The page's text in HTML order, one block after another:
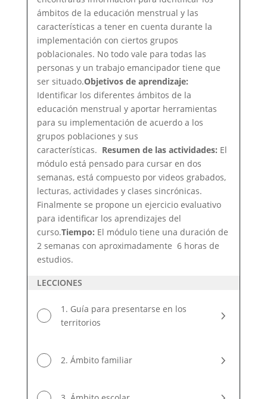
ámbitos de la educación menstrual y las
características a tener en cuenta durante la
implementación con ciertos grupos
poblacionales. No todo vale para todas las
personas y un trabajo emancipador tiene que
ser situado.Objetivos de aprendizaje:
Identificar los diferentes ámbitos de la
educación menstrual y aportar herramientas
para su implementación de acuerdo a los
grupos poblaciones y sus
características. Resumen de las actividades: El
módulo está pensado para cursar en dos
semanas, está compuesto por videos grabados,
lecturas, actividades y clases sincrónicas.
Finalmente se propone un ejercicio evaluativo
para identificar los aprendizajes del
curso.Tiempo: El módulo tiene una duración de
2 semanas con aproximadamente 6 horas de
estudios.
LECCIONES
1. Guía para presentarse en los
territorios
2. Ámbito familiar